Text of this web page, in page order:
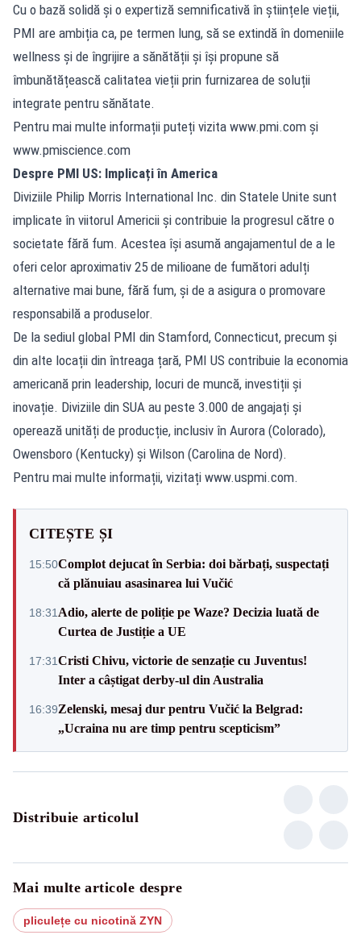
Cu o bază solidă și o expertiză semnificativă în științele vieții,
PMI are ambiția ca, pe termen lung, să se extindă în domeniile
wellness și de îngrijire a sănătății și își propune să
îmbunătățească calitatea vieții prin furnizarea de soluții
integrate pentru sănătate.
Pentru mai multe informații puteți vizita www.pmi.com și
www.pmiscience.com
Despre PMI US: Implicați în America
Diviziile Philip Morris International Inc. din Statele Unite sunt
implicate în viitorul Americii și contribuie la progresul către o
societate fără fum. Acestea își asumă angajamentul de a le
oferi celor aproximativ 25 de milioane de fumători adulți
alternative mai bune, fără fum, și de a asigura o promovare
responsabilă a produselor.
De la sediul global PMI din Stamford, Connecticut, precum și
din alte locații din întreaga țară, PMI US contribuie la economia
americană prin leadership, locuri de muncă, investiții și
inovație. Diviziile din SUA au peste 3.000 de angajați și
operează unități de producție, inclusiv în Aurora (Colorado),
Owensboro (Kentucky) și Wilson (Carolina de Nord).
Pentru mai multe informații, vizitați www.uspmi.com.
CITEȘTE ȘI
15:50Complot dejucat în Serbia: doi bărbați, suspectați
că plănuiau asasinarea lui Vučić
18:31 Adio, alerte de poliție pe Waze? Decizia luată de
Curtea de Justiție a UE
17:31Cristi Chivu, victorie de senzație cu Juventus!
Inter a câștigat derby-ul din Australia
16:39Zelenski, mesaj dur pentru Vučić la Belgrad:
„Ucraina nu are timp pentru scepticism”
Distribuie articolul
Mai multe articole despre
pliculețe cu nicotină ZYN